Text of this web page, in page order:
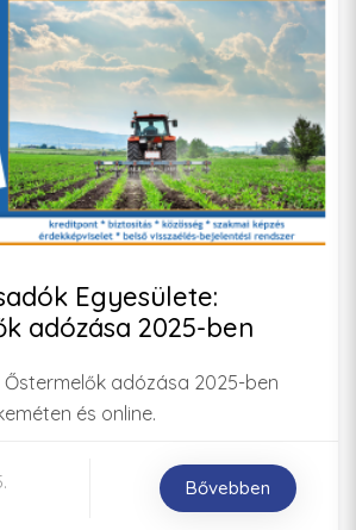
Egyesülete:
adózása 2025-ben
Őstermelők adózása 2025-ben
és online.
Bővebben